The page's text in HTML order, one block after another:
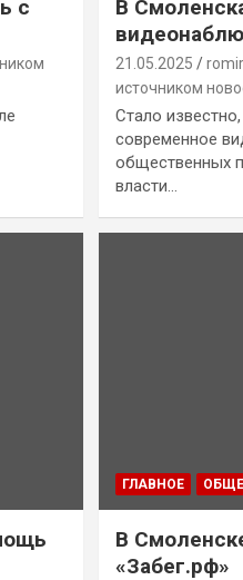
с
В
21.05.2025
источником
Стало
современное
общественных
власти…
ГЛАВНОЕ
В
«Забег.рф»